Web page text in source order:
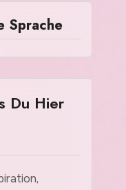
Sprache
Du Hier